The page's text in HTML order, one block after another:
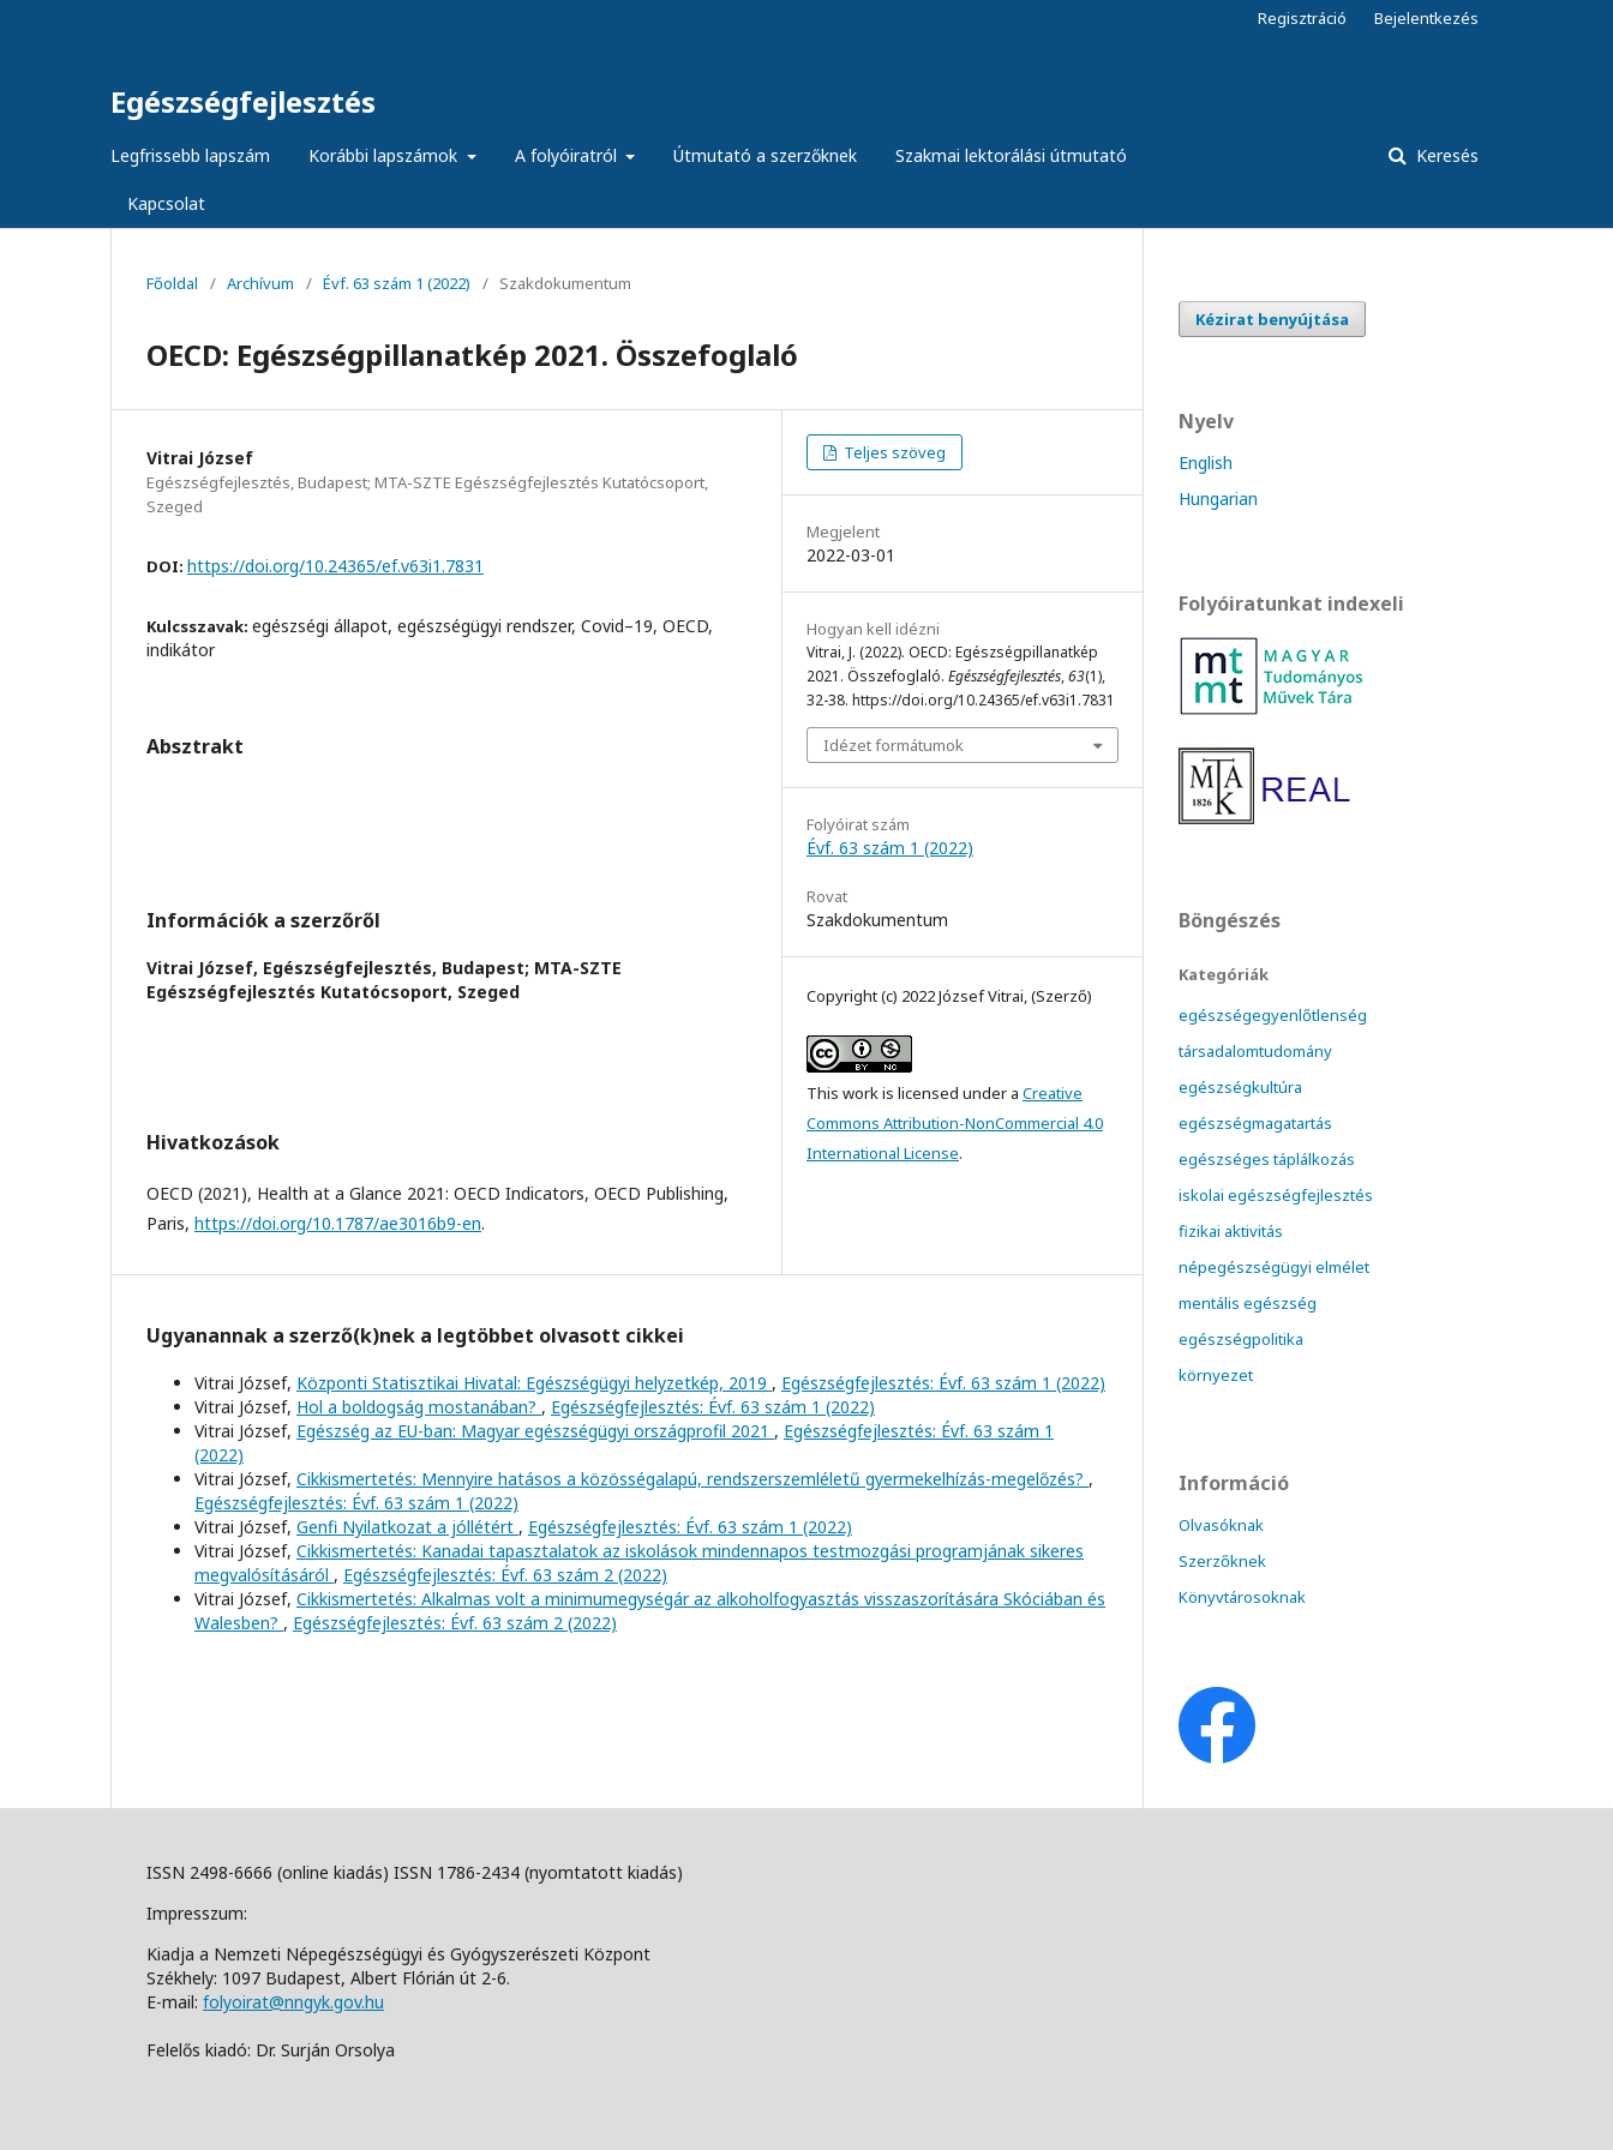
Egészségfejlesztés
Legfrissebb lapszám Korábbi lapszámok A folyóiratról Útmutató a szerzőknek Szakmai lektorálási útmutató
Kapcsolat
Keresés
Regisztráció Bejelentkezés
Főoldal / Archívum / Évf. 63 szám 1 (2022) / Szakdokumentum
OECD: Egészségpillanatkép 2021. Összefoglaló
Vitrai József
Egészségfejlesztés, Budapest; MTA-SZTE Egészségfejlesztés Kutatócsoport,
Szeged
DOI: https://doi.org/10.24365/ef.v63i1.7831
Kulcsszavak: egészségi állapot, egészségügyi rendszer, Covid–19, OECD,
indikátor
Absztrakt
Információk a szerzőről
Vitrai József, Egészségfejlesztés, Budapest; MTA-SZTE
Egészségfejlesztés Kutatócsoport, Szeged
Hivatkozások
OECD (2021), Health at a Glance 2021: OECD Indicators, OECD Publishing,
Paris, https://doi.org/10.1787/ae3016b9-en.
Teljes szöveg
Megjelent
2022-03-01
Hogyan kell idézni
Vitrai, J. (2022). OECD: Egészségpillanatkép
2021. Összefoglaló. Egészségfejlesztés,63(1),
32-38. https://doi.org/10.24365/ef.v63i1.7831
Idézet formátumok
Folyóirat szám
Évf. 63 szám 1 (2022)
Rovat
Szakdokumentum
Copyright (c) 2022 József Vitrai, (Szerző)
This work is licensed under a Creative
Commons Attribution-NonCommercial 4.0
International License.
Ugyanannak a szerző(k)nek a legtöbbet olvasott cikkei
Vitrai József, Központi Statisztikai Hivatal: Egészségügyi helyzetkép, 2019 , Egészségfejlesztés: Évf. 63 szám 1 (2022)
Vitrai József, Hol a boldogság mostanában? , Egészségfejlesztés: Évf. 63 szám 1 (2022)
Vitrai József, Egészség az EU-ban: Magyar egészségügyi országprofil 2021 , Egészségfejlesztés: Évf. 63 szám 1
(2022)
Vitrai József, Cikkismertetés: Mennyire hatásos a közösségalapú, rendszerszemléletű gyermekelhízás-megelőzés? ,
Egészségfejlesztés: Évf. 63 szám 1 (2022)
Vitrai József, Genfi Nyilatkozat a jóllétért , Egészségfejlesztés: Évf. 63 szám 1 (2022)
Vitrai József, Cikkismertetés: Kanadai tapasztalatok az iskolások mindennapos testmozgási programjának sikeres
megvalósításáról , Egészségfejlesztés: Évf. 63 szám 2 (2022)
Vitrai József, Cikkismertetés: Alkalmas volt a minimumegységár az alkoholfogyasztás visszaszorítására Skóciában és
Walesben? , Egészségfejlesztés: Évf. 63 szám 2 (2022)
Kézirat benyújtása
Nyelv
English
Hungarian
Folyóiratunkat indexeli
Böngészés
Kategóriák
egészségegyenlőtlenség
társadalomtudomány
egészségkultúra
egészségmagatartás
egészséges táplálkozás
iskolai egészségfejlesztés
fizikai aktivitás
népegészségügyi elmélet
mentális egészség
egészségpolitika
környezet
Információ
Olvasóknak
Szerzőknek
Könyvtárosoknak
ISSN 2498-6666 (online kiadás) ISSN 1786-2434 (nyomtatott kiadás)
Impresszum:
Kiadja a Nemzeti Népegészségügyi és Gyógyszerészeti Központ
Székhely: 1097 Budapest, Albert Flórián út 2-6.
E-mail: folyoirat@nngyk.gov.hu
Felelős kiadó: Dr. Surján Orsolya